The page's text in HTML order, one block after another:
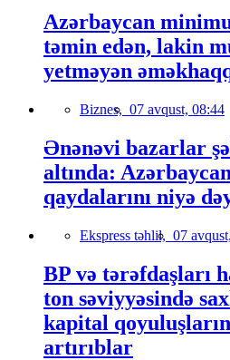
Azərbaycan
təmin edən, lakin
yetməyən
Biznes, 07 avqust, 08:44
Ənənəvi bazarlar
altında:
qaydalarını niyə
Ekspress təhlil, 07
BP və tərəfdaşları
ton səviyyəsində
kapital
artırıblar